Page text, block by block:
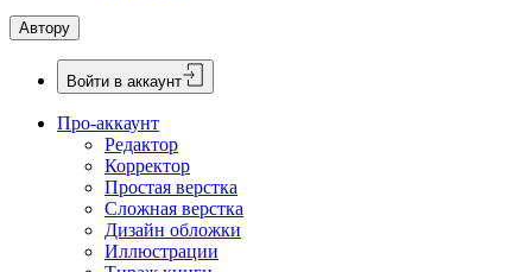
Автору
Войти в аккаунт
Про-аккаунт
Редактор
Корректор
Простая верстка
Сложная верстка
Дизайн обложки
Иллюстрации